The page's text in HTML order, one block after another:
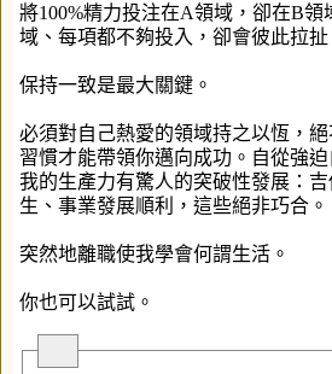
將100%精力投注在A領域，卻在B
域、每項都不夠投入，卻會彼此拉扯
保持一致是最大關鍵。
必須對自己熱愛的領域持之以恆，
習慣才能帶領你邁向成功。自從強
我的生產力有驚人的突破性發展：
生、事業發展順利，這些絕非巧合。
突然地離職使我學會何謂生活。
你也可以試試。